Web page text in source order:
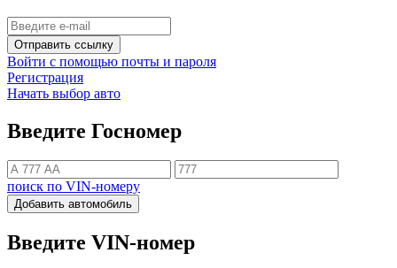
Отправить ссылку
Войти с помощью почты и пароля
Регистрация
Начать выбор авто
Введите Госномер
поиск по VIN-номеру
Добавить автомобиль
Введите VIN-номер